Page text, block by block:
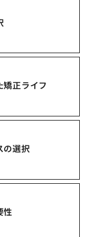
正ライフ
の選択
性